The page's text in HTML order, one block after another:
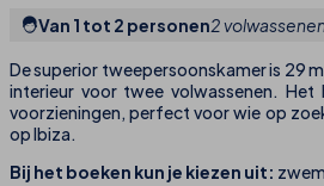
Van 1 tot 2 personen2
De superior tweepersoonskamer is 29
interieur voor twee volwassenen.
voorzieningen, perfect voor wie op
op Ibiza.
Bij het boeken kun je kiezen uit: